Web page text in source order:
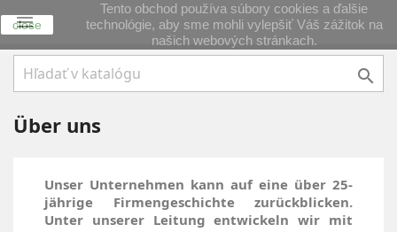


Über uns
Unser Unternehmen kann auf eine über 25-
jährige Firmengeschichte zurückblicken.
Unter unserer Leitung entwickeln wir mit
close
Tento obchod používa súbory cookies a ďalšie
technológie, aby sme mohli vylepšiť Váš zážitok na
našich webových stránkach.